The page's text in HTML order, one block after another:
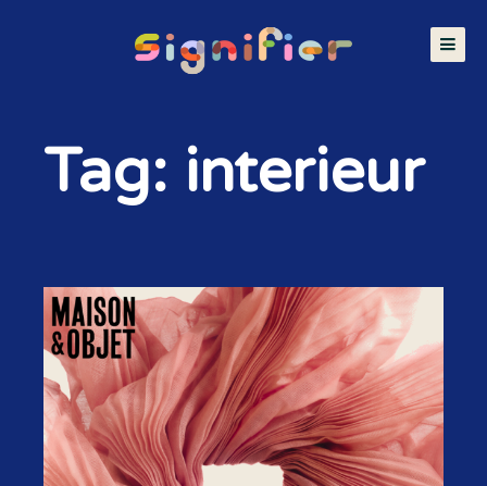
Tag: interieur